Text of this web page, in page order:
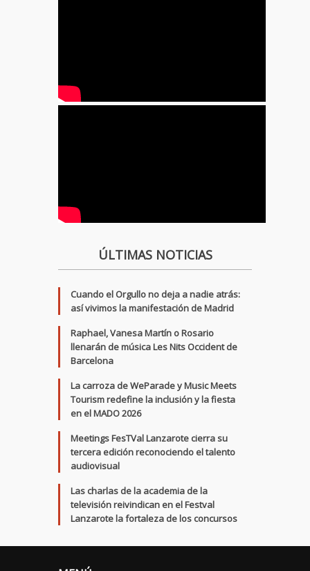
ÚLTIMAS NOTICIAS
Cuando el Orgullo no deja a nadie atrás:
así vivimos la manifestación de Madrid
Raphael, Vanesa Martín o Rosario
llenarán de música Les Nits Occident de
Barcelona
La carroza de WeParade y Music Meets
Tourism redefine la inclusión y la fiesta
en el MADO 2026
Meetings FesTVal Lanzarote cierra su
tercera edición reconociendo el talento
audiovisual
Las charlas de la academia de la
televisión reivindican en el Festval
Lanzarote la fortaleza de los concursos